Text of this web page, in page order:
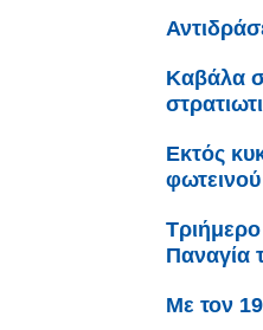
Καβάλα
Εκτός
Παναγία
Με τον